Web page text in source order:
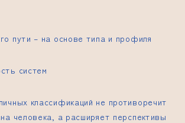
пути – на основе типа и профиля
систем
классификаций не противоречит
человека, а расширяет перспективы